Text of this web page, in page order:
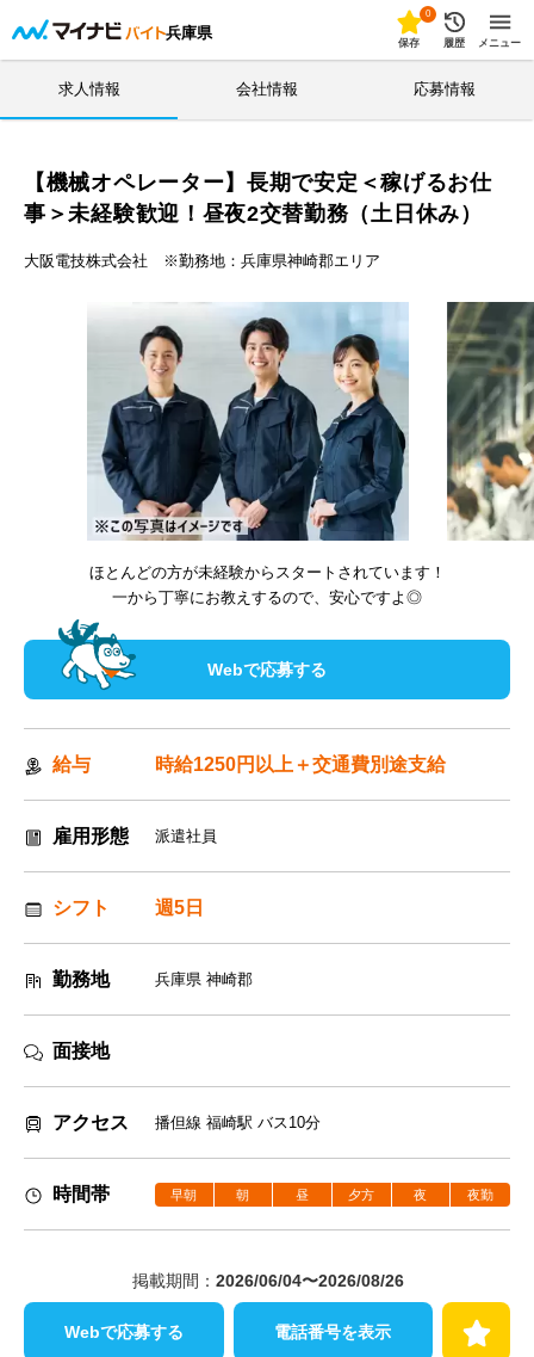
兵庫県
0
保存 履歴 メニュー
求人情報 会社情報 応募情報
【機械オペレーター】長期で安定＜稼げるお仕
事＞未経験歓迎！昼夜2交替勤務（土日休み）
大阪電技株式会社 ※勤務地：兵庫県神崎郡エリア
ほとんどの方が未経験からスタートされています！
一から丁寧にお教えするので、安心ですよ◎
Webで応募する
給与 時給1250円以上＋交通費別途支給
雇用形態 派遣社員
シフト 週5日
勤務地 兵庫県 神崎郡
面接地
アクセス 播但線 福崎駅 バス10分
時間帯 早朝 朝 昼 夕方 夜 夜勤
掲載期間： 2026/06/04〜2026/08/26
Webで応募する 電話番号を表示